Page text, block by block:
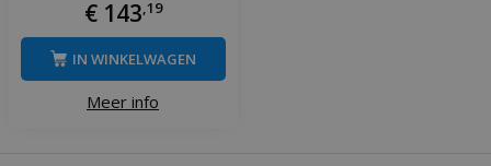
€ 143,19
Meer info
IN WINKELWAGEN